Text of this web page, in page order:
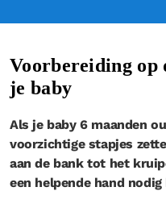
Voorbereiding op
je baby
Als je baby 6 maanden
voorzichtige stapjes
aan de bank tot het
een helpende hand